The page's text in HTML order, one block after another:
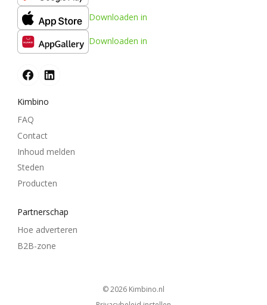
Downloaden in
Downloaden in
Kimbino
FAQ
Contact
Inhoud melden
Steden
Producten
Partnerschap
Hoe adverteren
B2B-zone
© 2026
kimbino.nl